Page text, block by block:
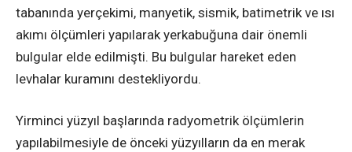
tabanında yerçekimi, manyetik, sismik, batimetrik ve ısı
akımı ölçümleri yapılarak yerkabuğuna dair önemli
bulgular elde edilmişti. Bu bulgular hareket eden
levhalar kuramını destekliyordu.
Yirminci yüzyıl başlarında radyometrik ölçümlerin
yapılabilmesiyle de önceki yüzyılların da en merak